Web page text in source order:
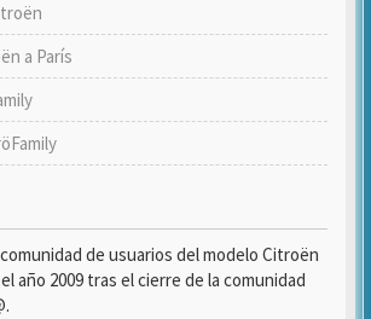
a París
de usuarios del modelo Citroën
año 2009 tras el cierre de la comunidad